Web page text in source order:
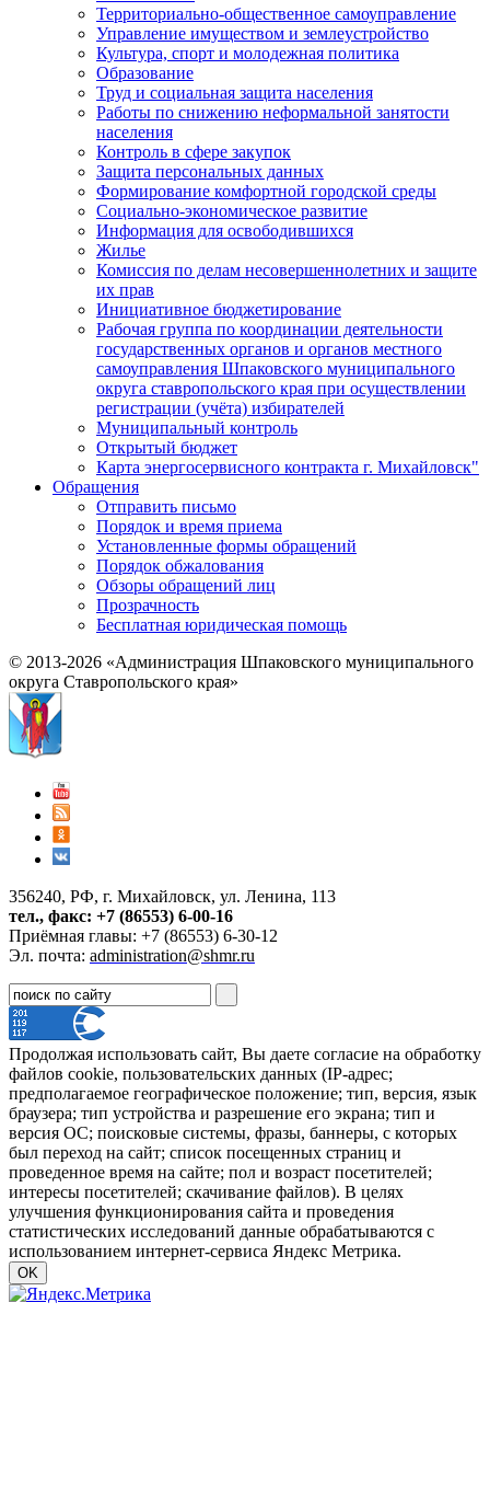
Территориально-общественное самоуправление
Управление имуществом и землеустройство
Культура, спорт и молодежная политика
Образование
Труд и социальная защита населения
Работы по снижению неформальной занятости
населения
Контроль в сфере закупок
Защита персональных данных
Формирование комфортной городской среды
Социально-экономическое развитие
Информация для освободившихся
Жилье
Комиссия по делам несовершеннолетних и защите
их прав
Инициативное бюджетирование
Рабочая группа по координации деятельности
государственных органов и органов местного
самоуправления Шпаковского муниципального
округа ставропольского края при осуществлении
регистрации (учёта) избирателей
Муниципальный контроль
Открытый бюджет
Карта энергосервисного контракта г. Михайловск"
Обращения
Отправить письмо
Порядок и время приема
Установленные формы обращений
Порядок обжалования
Обзоры обращений лиц
Прозрачность
Бесплатная юридическая помощь
© 2013-2026 «Администрация Шпаковского муниципального
округа Ставропольского края»
356240, РФ, г. Михайловск, ул. Ленина, 113
тел., факс: +7 (86553) 6-00-16
Приёмная главы: +7 (86553) 6-30-12
Эл. почта: administration@shmr.ru
Продолжая использовать сайт, Вы даете согласие на обработку
файлов cookie, пользовательских данных (IP-адрес;
предполагаемое географическое положение; тип, версия, язык
браузера; тип устройства и разрешение его экрана; тип и
версия ОС; поисковые системы, фразы, баннеры, с которых
был переход на сайт; список посещенных страниц и
проведенное время на сайте; пол и возраст посетителей;
интересы посетителей; скачивание файлов). В целях
улучшения функционирования сайта и проведения
статистических исследований данные обрабатываются с
использованием интернет-сервиса Яндекс Метрика.
OK